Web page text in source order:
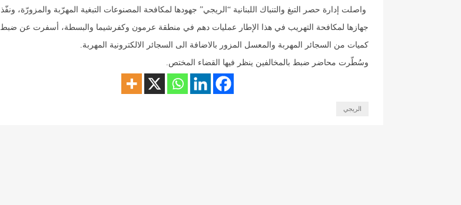
واصلت إدارة حصر التبغ والتنباك اللبنانية “الريجي” جهودها لمكافحة المصنوعات التبغية المهرّبة والمزورّة، ونفّذ
جهازها لمكافحة التهريب في هذا الإطار عمليات دهم في منطقة عرمون وكفرشيما والبسطة، أسفرت عن ضبط
كميات من السجائر المهربة والمعسل المزور بالاضافة الى السجائر الالكترونية المهربة.
وسُطّرت محاضر ضبط بالمخالفين ينظر فيها القضاء المختص.
الريجي